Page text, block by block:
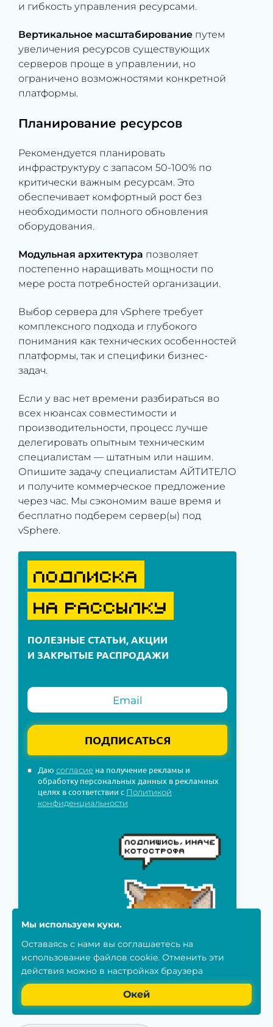
и гибкость управления ресурсами.
Вертикальное масштабирование путем
увеличения ресурсов существующих
серверов проще в управлении, но
ограничено возможностями конкретной
платформы.
Планирование ресурсов
Рекомендуется планировать
инфраструктуру с запасом 50-100% по
критически важным ресурсам. Это
обеспечивает комфортный рост без
необходимости полного обновления
оборудования.
Модульная архитектура позволяет
постепенно наращивать мощности по
мере роста потребностей организации.
Выбор сервера для vSphere требует
комплексного подхода и глубокого
понимания как технических особенностей
платформы, так и специфики бизнес-
задач.
Если у вас нет времени разбираться во
всех нюансах совместимости и
производительности, процесс лучше
делегировать опытным техническим
специалистам — штатным или нашим.
Опишите задачу специалистам АЙТИТЕЛО
и получите коммерческое предложение
через час. Мы сэкономим ваше время и
бесплатно подберем сервер(ы) под
vSphere.
ПОДПИСКА
НА РАССЫЛКУ
ПОЛЕЗНЫЕ СТАТЬИ, АКЦИИ
И ЗАКРЫТЫЕ РАСПРОДАЖИ
ПОДПИСАТЬСЯ
Даю согласиена получение рекламы и
обработку персональных данных в рекламных
целях в соответствии с Политикой
конфиденциальности
Мы используем куки.
Оставаясь с нами вы соглашаетесь на
использование файлов cookie. Отменить эти
действия можно в настройках браузера
Окей